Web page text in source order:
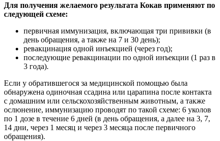
Для получения желаемого результата Кокав применяют по
следующей схеме:
первичная иммунизация, включающая три прививки (в
день обращения, а также на 7 и 30 день);
ревакцинация одной инъекцией (через год);
последующие ревакцинации по одной инъекции (1 раз в
3 года).
Если у обратившегося за медицинской помощью была
обнаружена одиночная ссадина или царапина после контакта
с домашним или сельскохозяйственным животным, а также
ослюнение, иммунизацию проводят по такой схеме: 6 уколов
по 1 дозе в течение 6 дней (в день обращения, а далее на 3, 7,
14 дни, через 1 месяц и через 3 месяца после первичного
обращения).